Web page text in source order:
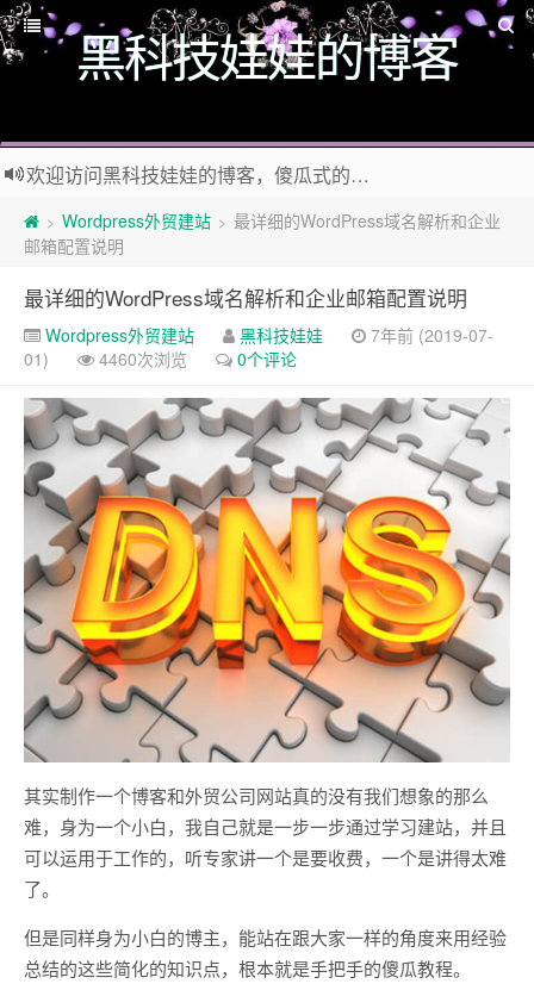
黑科技娃娃的博客
欢迎访问黑科技娃娃的博客，傻瓜式的wordpress外贸建站教程，好玩的黑科技干货，有趣的生活小百科，快来加入黑科技娃娃
如果觉得这个BLOG有意思，那么赶紧使用Ctrl+D 收藏 黑科技娃娃 的博客 吧！
> Wordpress外贸建站 > 最详细的WordPress域名解析和企业
邮箱配置说明
最详细的WordPress域名解析和企业邮箱配置说明
Wordpress外贸建站 黑科技娃娃
7年前 (2019-07-
01)
4460次浏览 0个评论
其实制作一个博客和外贸公司网站真的没有我们想象的那么
难，身为一个小白，我自己就是一步一步通过学习建站，并且
可以运用于工作的，听专家讲一个是要收费，一个是讲得太难
了。
但是同样身为小白的博主，能站在跟大家一样的角度来用经验
总结的这些简化的知识点，根本就是手把手的傻瓜教程。